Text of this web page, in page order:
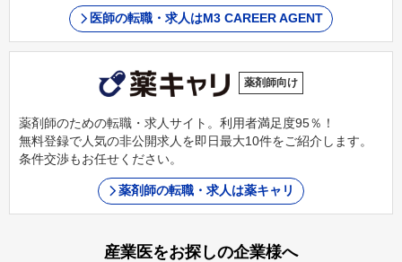
医師の転職・求人はM3 CAREER AGENT
薬剤師向け
薬剤師のための転職・求人サイト。利用者満足度95％！
無料登録で人気の非公開求人を即日最大10件をご紹介します。
条件交渉もお任せください。
薬剤師の転職・求人は薬キャリ
産業医をお探しの企業様へ